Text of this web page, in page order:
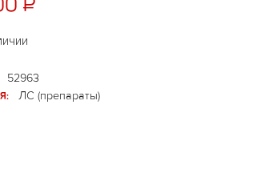
52963
ЛС (препараты)